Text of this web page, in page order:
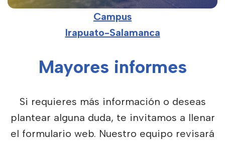
Campus
Irapuato-Salamanca
Mayores informes
Si requieres más información o deseas
plantear alguna duda, te invitamos a llenar
el formulario web. Nuestro equipo revisará